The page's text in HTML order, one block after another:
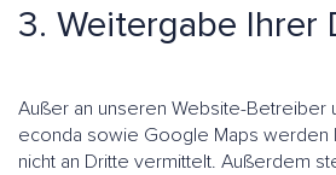
3. Weitergabe Ihrer
Außer an unseren Website-Betreiber
econda sowie Google Maps werden
nicht an Dritte vermittelt. Außerdem